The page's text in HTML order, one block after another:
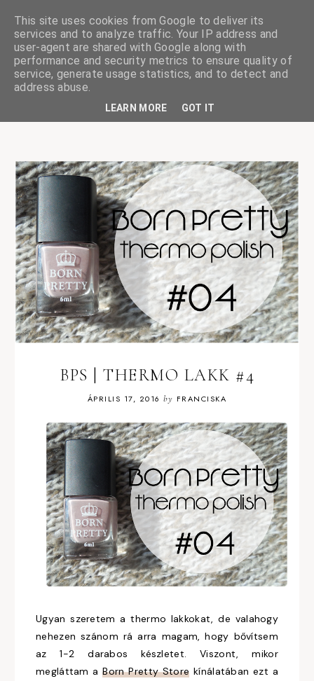
ciskaságok
BPS | THERMO LAKK #4
ÁPRILIS 17, 2016 by FRANCISKA
Ugyan szeretem a thermo lakkokat, de valahogy
nehezen szánom rá arra magam, hogy bővítsem
az 1-2 darabos készletet. Viszont, mikor
megláttam aBorn Pretty Store kínálatában ezt a
This site uses cookies from Google to deliver its
services and to analyze traffic. Your IP address and
user-agent are shared with Google along with
performance and security metrics to ensure quality of
service, generate usage statistics, and to detect and
address abuse.
LEARN MORE GOT IT